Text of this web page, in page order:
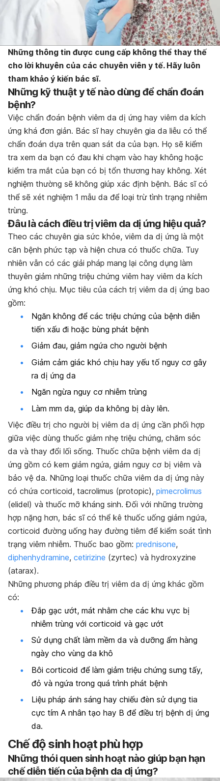
Những thông tin được cung cấp không thể thay thế
cho lời khuyên của các chuyên viên y tế. Hãy luôn
tham khảo ý kiến bác sĩ.
Những kỹ thuật y tế nào dùng để chẩn đoán
bệnh?
Việc chẩn đoán bệnh viêm da dị ứng hay viêm da kích
ứng khá đơn giản. Bác sĩ hay chuyên gia da liễu có thể
chẩn đoán dựa trên quan sát da của bạn. Họ sẽ kiểm
tra xem da bạn có đau khi chạm vào hay không hoặc
kiểm tra mắt của bạn có bị tổn thương hay không. Xét
nghiệm thường sẽ không giúp xác định bệnh. Bác sĩ có
thể sẽ xét nghiệm 1 mẫu da để loại trừ tình trạng nhiễm
trùng.
Đâu là cách điều trị viêm da dị ứng hiệu quả?
Theo các chuyên gia sức khỏe, viêm da dị ứng là một
căn bệnh phức tạp và hiện chưa có thuốc chữa. Tuy
nhiên vẫn có các giải pháp mang lại công dụng làm
thuyên giảm những triệu chứng viêm hay viêm da kích
ứng khó chịu. Mục tiêu của cách trị viêm da dị ứng bao
gồm:
Ngăn không để các triệu chứng của bệnh diễn
tiến xấu đi hoặc bùng phát bệnh
Giảm đau, giảm ngứa cho người bệnh
Giảm cảm giác khó chịu hay yếu tố nguy cơ gây
ra dị ứng da
Ngăn ngừa nguy cơ nhiễm trùng
Làm mm da, giúp da không bị dày lên.
Việc điều trị cho người bị viêm da dị ứng cần phối hợp
giữa việc dùng thuốc giảm nhẹ triệu chứng, chăm sóc
da và thay đổi lối sống. Thuốc chữa bệnh viêm da dị
ứng gồm có kem giảm ngứa, giảm nguy cơ bị viêm và
bảo vệ da. Những loại thuốc chữa viêm da dị ứng này
có chứa corticoid, tacrolimus (protopic), pimecrolimus
(elidel) và thuốc mỡ kháng sinh. Đối với những trường
hợp nặng hơn, bác sĩ có thể kê thuốc uống giảm ngứa,
corticoid đường uống hay đường tiêm để kiểm soát tình
trạng viêm nhiễm. Thuốc bao gồm: prednisone,
diphenhydramine, cetirizine (zyrtec) và hydroxyzine
(atarax).
Những phương pháp điều trị viêm da dị ứng khác gồm
có:
Đắp gạc ướt, mát nhằm che các khu vực bị
nhiễm trùng với corticoid và gạc ướt
Sử dụng chất làm mềm da và dưỡng ẩm hàng
ngày cho vùng da khô
Bôi corticoid để làm giảm triệu chứng sưng tấy,
đỏ và ngứa trong quá trình phát bệnh
Liệu pháp ánh sáng hay chiếu đèn sử dụng tia
cực tím A nhân tạo hay B để điều trị bệnh dị ứng
da.
Chế độ sinh hoạt phù hợp
Những thói quen sinh hoạt nào giúp bạn hạn
chế diễn tiến của bệnh da dị ứng?